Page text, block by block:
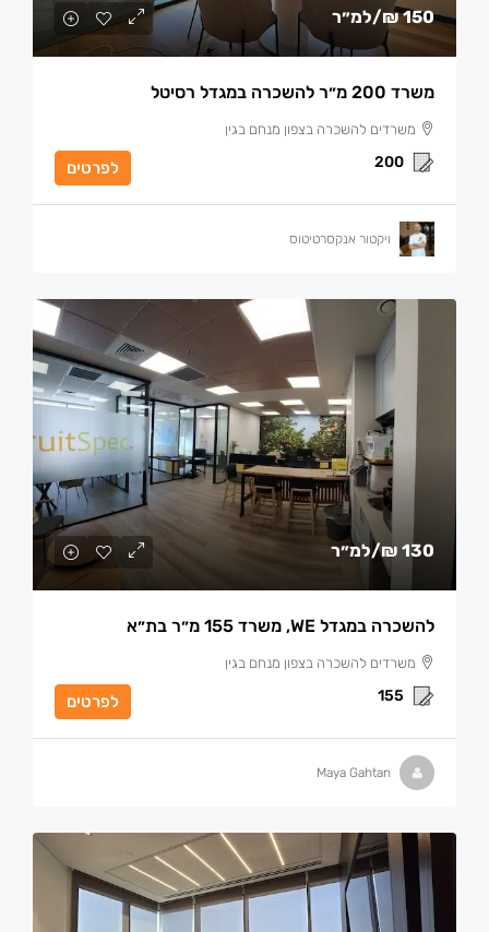
150 ₪ /למ״ר
משרד 200 מ״ר להשכרה במגדל רסיטל
משרדים להשכרה בצפון מנחם בגין
200 לפרטים
ויקטור אנקסרטיטוס
130 ₪ /למ״ר
להשכרה במגדל WE, משרד 155 מ״ר בת״א
משרדים להשכרה בצפון מנחם בגין
155 לפרטים
Maya Gahtan